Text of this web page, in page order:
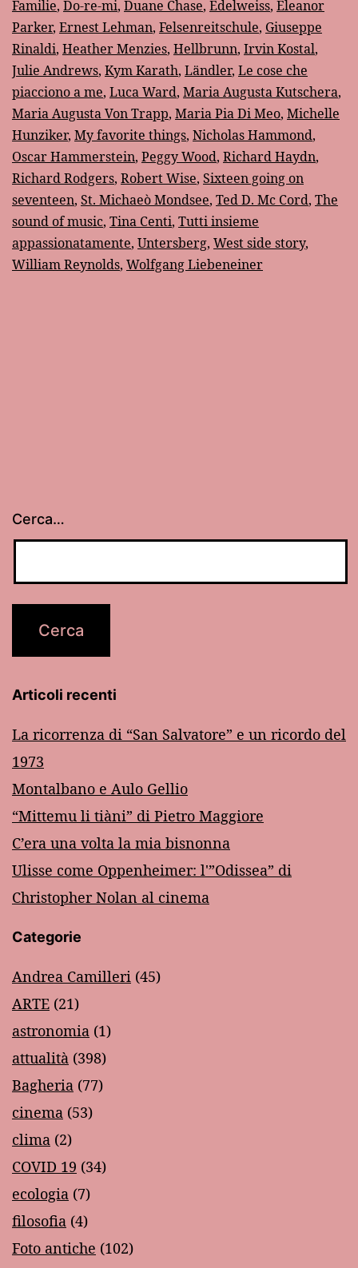
Familie, Do-re-mi, Duane Chase, Edelweiss, Eleanor
Parker, Ernest Lehman, Felsenreitschule, Giuseppe
Rinaldi, Heather Menzies, Hellbrunn, Irvin Kostal,
Julie Andrews, Kym Karath, Ländler, Le cose che
piacciono a me, Luca Ward, Maria Augusta Kutschera,
Maria Augusta Von Trapp, Maria Pia Di Meo, Michelle
Hunziker, My favorite things, Nicholas Hammond,
Oscar Hammerstein, Peggy Wood, Richard Haydn,
Richard Rodgers, Robert Wise, Sixteen going on
seventeen, St. Michaeò Mondsee, Ted D. Mc Cord, The
sound of music, Tina Centi, Tutti insieme
appassionatamente, Untersberg, West side story,
William Reynolds, Wolfgang Liebeneiner
Cerca…
Articoli recenti
La ricorrenza di “San Salvatore” e un ricordo del
1973
Montalbano e Aulo Gellio
“Mittemu li tiàni” di Pietro Maggiore
C’era una volta la mia bisnonna
Ulisse come Oppenheimer: l'”Odissea” di
Christopher Nolan al cinema
Categorie
Andrea Camilleri (45)
ARTE (21)
astronomia (1)
attualità (398)
Bagheria (77)
cinema (53)
clima (2)
COVID 19 (34)
ecologia (7)
filosofia (4)
Foto antiche (102)